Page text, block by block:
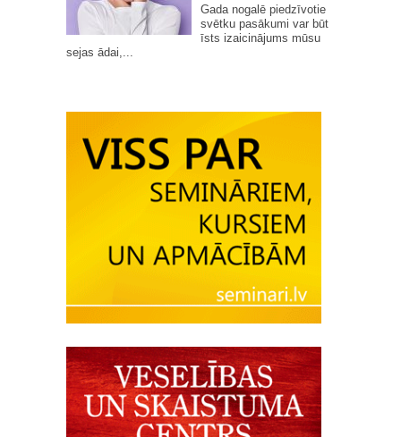
Gada nogalē piedzīvotie
svētku pasākumi var būt
īsts izaicinājums mūsu
sejas ādai,...